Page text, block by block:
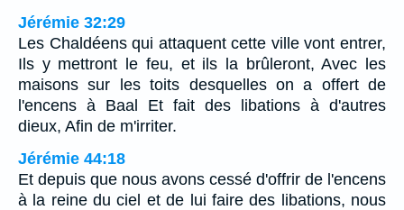
Jérémie 32:29
Les Chaldéens qui attaquent cette ville vont entrer,
Ils y mettront le feu, et ils la brûleront, Avec les
maisons sur les toits desquelles on a offert de
l'encens à Baal Et fait des libations à d'autres
dieux, Afin de m'irriter.
Jérémie 44:18
Et depuis que nous avons cessé d'offrir de l'encens
à la reine du ciel et de lui faire des libations, nous